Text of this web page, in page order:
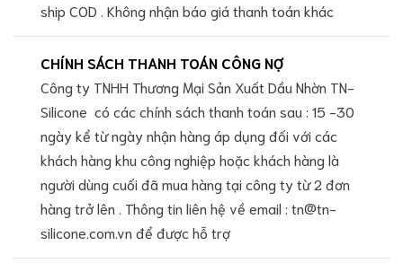
ship COD . Không nhận báo giá thanh toán khác
CHÍNH SÁCH THANH TOÁN CÔNG NỢ
Công ty TNHH Thương Mại Sản Xuất Dầu Nhờn TN-
Silicone có các chính sách thanh toán sau : 15 -30
ngày kể từ ngày nhận hàng áp dụng đối với các
khách hàng khu công nghiệp hoặc khách hàng là
người dùng cuối đã mua hàng tại công ty từ 2 đơn
hàng trở lên . Thông tin liên hệ về email : tn@tn-
silicone.com.vn để được hỗ trợ